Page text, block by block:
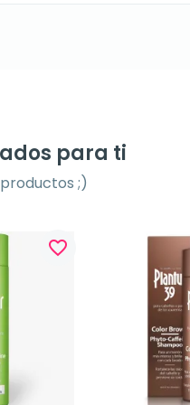
para ti
;)
favorite_border